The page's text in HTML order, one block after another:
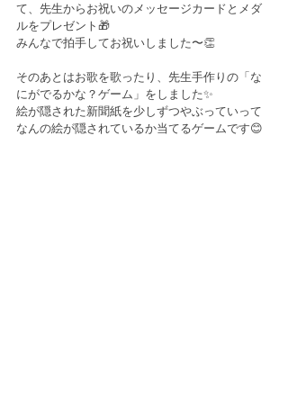
て、先生からお祝いのメッセージカードとメダ
ルをプレゼント🎁
みんなで拍手してお祝いしました〜👏
そのあとはお歌を歌ったり、先生手作りの「な
にがでるかな？ゲーム」をしました✨
絵が隠された新聞紙を少しずつやぶっていって
なんの絵が隠されているか当てるゲームです😊